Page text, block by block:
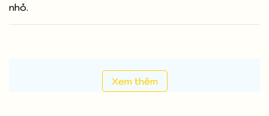
nhỏ.
Xem thêm